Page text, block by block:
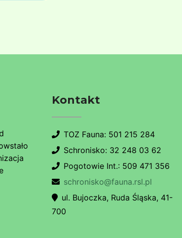
Kontakt
TOZ Fauna: 501 215 284
Schronisko: 32 248 03 62
Pogotowie Int.: 509 471 356
schronisko@fauna.rsl.pl
ul. Bujoczka, Ruda Śląska, 41-
700